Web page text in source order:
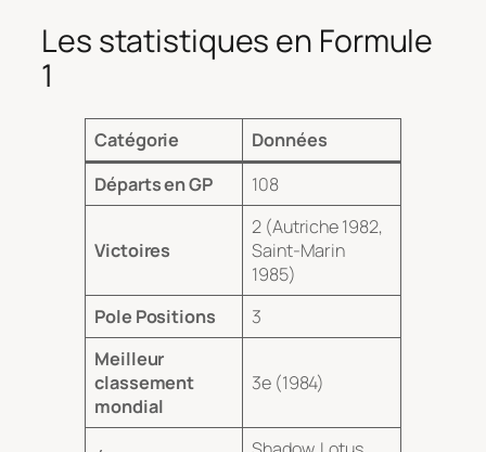
Les statistiques en Formule
1
Catégorie
Données
Départs en GP
108
Victoires
2 (Autriche 1982,
Saint-Marin
1985)
Pole Positions
3
Meilleur
classement
mondial
3e (1984)